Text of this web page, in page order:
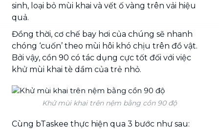
sinh, loại bỏ mùi khai và vết ố vàng trên vải hiệu
quả.
Đồng thời, cơ chế bay hơi của chúng sẽ nhanh
chóng ‘cuốn’ theo mùi hôi khó chịu trên đồ vật.
Bởi vậy, cồn 90 có tác dụng cực tốt đối với việc
khử mùi khai tè dầm của trẻ nhỏ.
Khử mùi khai trên nệm bằng cồn 90 độ
Cùng bTaskee thực hiện qua 3 bước như sau: